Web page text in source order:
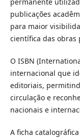
publicações
para maior
científica das obras
O ISBN
internacional que
editoriais,
circulação e
nacionais e
A ficha